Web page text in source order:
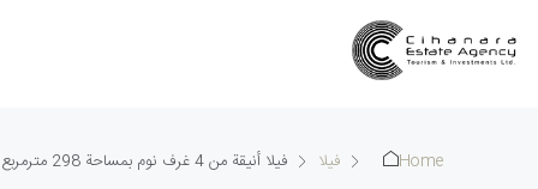
Home فيلا فيلا أنيقة من 4 غرف نوم بمساحة 298 مترمربع في بهجلي